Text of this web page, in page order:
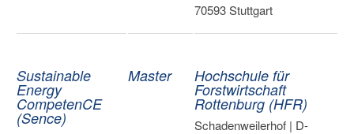
70593 Stuttgart
Sustainable
Energy
CompetenCE
(Sence)
Master Hochschule für
Forstwirtschaft
Rottenburg (HFR)
Schadenweilerhof | D-